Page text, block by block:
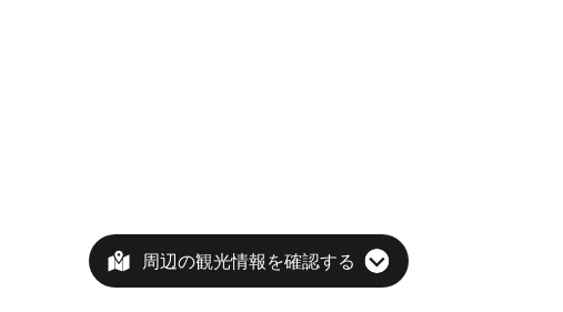
周辺の観光情報を確認する